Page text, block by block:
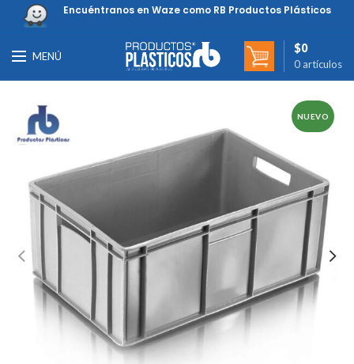
Encuéntranos en Waze como RB Productos Plásticos
MENÚ
0 artículos
$0
NUEVO